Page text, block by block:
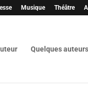
Musique Théâtre
Quelques auteurs